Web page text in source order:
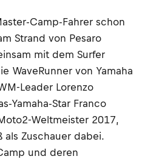
Camp-Fahrer schon
Strand von Pesaro
mit dem Surfer
WaveRunner von Yamaha
Leader Lorenzo
Yamaha-Star Franco
Weltmeister 2017,
als Zuschauer dabei.
und deren